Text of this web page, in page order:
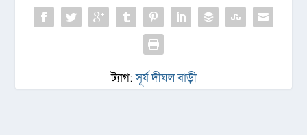
ট্যাগ:সূর্য দীঘল বাড়ী